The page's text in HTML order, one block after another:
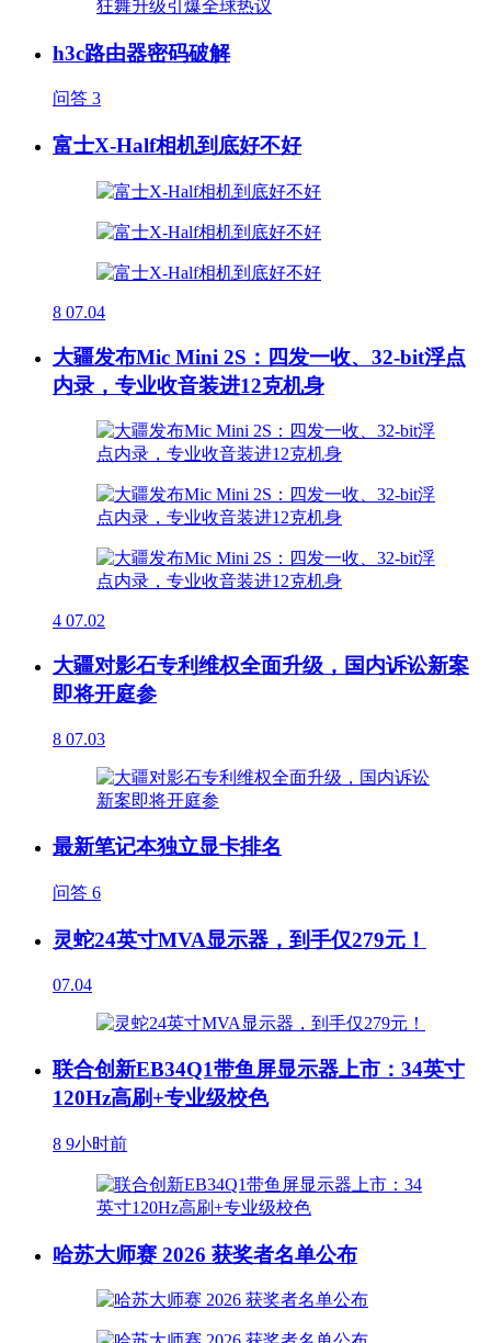
h3c路由器密码破解
问答 3
富士X-Half相机到底好不好
8 07.04
大疆发布Mic Mini 2S：四发一收、32-bit浮点
内录，专业收音装进12克机身
4 07.02
大疆对影石专利维权全面升级，国内诉讼新案
即将开庭参
8 07.03
最新笔记本独立显卡排名
问答 6
灵蛇24英寸MVA显示器，到手仅279元！
07.04
联合创新EB34Q1带鱼屏显示器上市：34英寸
120Hz高刷+专业级校色
8 9小时前
哈苏大师赛 2026 获奖者名单公布